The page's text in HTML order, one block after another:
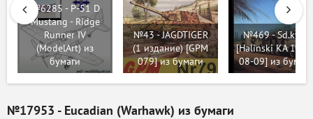
№6285 - P-51 D
Mustang - Ridge
Runner IV
(ModelArt) из
бумаги
№43 - JAGDTIGER
(1 издание) [GPM
079] из бумаги
№469 - Sd.kfz.7
[Halinski KA
08-09] из бумаги
№17953 - Eucadian (Warhawk) из бумаги